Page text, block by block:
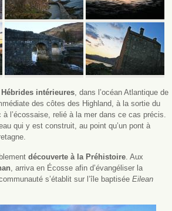
Hébrides intérieures, dans l’océan Atlantique de
des côtes des Highland, à la sortie du
l’écossaise, relié à la mer dans ce cas précis.
qui y est construit, au point qu’un pont à
découverte à la Préhistoire. Aux
, arriva en Écosse afin d’évangéliser la
s’établit sur l’île baptisée Eilean